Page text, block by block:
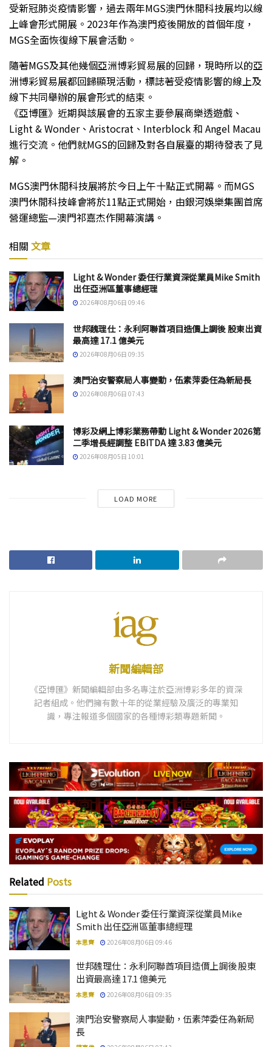
受新冠肺炎疫情影響，過去兩年MGS澳門休閒科技展均以線
上峰會形式開展。2023年作為澳門疫後開放的首個年度，
MGS全面恢復線下展會活動。
隨著MGS及其他幾個亞洲博彩貿易展的回歸，現時所以的亞
洲博彩貿易展都回歸顯現活動，標誌著受疫情影響的線上及
線下共同舉辦的展會形式的結束。
《亞博匯》近期與該展會的五家主要參展商樂透遊戲、
Light & Wonder、Aristocrat、Interblock 和 Angel Macau
進行交流。他們就MGS的回歸及對各自展臺的期待發表了見
解。
MGS澳門休閒科技展將於今日上午十點正式開幕。而MGS
澳門休閒科技峰會將於11點正式開始，由銀河娛樂集團首席
營運總監—澳門祁嘉杰作開幕演講。
相關 文章
Light & Wonder 委任行業資深從業員Mike Smith
出任亞洲區董事總經理
2026年08月06日 09:46
世邦魏理仕：永利阿聯酋項目造價上調後 股東出資
最高達 17.1 億美元
2026年08月06日 09:35
澳門治安警察局人事變動，伍素萍委任為新局長
2026年08月06日 07:43
博彩及網上博彩業務帶動 Light & Wonder 2026第
二季增長經調整 EBITDA 達 3.83 億美元
2026年08月05日 10:01
LOAD MORE
新聞編輯部
《亞博匯》新聞編輯部由多名專注於亞洲博彩多年的資深
記者組成。他們擁有數十年的從業經驗及廣泛的專業知
識，專注報道多個國家的各種博彩類專題新聞。
Related Posts
Light & Wonder 委任行業資深從業員Mike
Smith 出任亞洲區董事總經理
本思齊 2026年08月06日 09:46
世邦魏理仕：永利阿聯酋項目造價上調後 股東
出資最高達 17.1 億美元
本思齊 2026年08月06日 09:35
澳門治安警察局人事變動，伍素萍委任為新局
長